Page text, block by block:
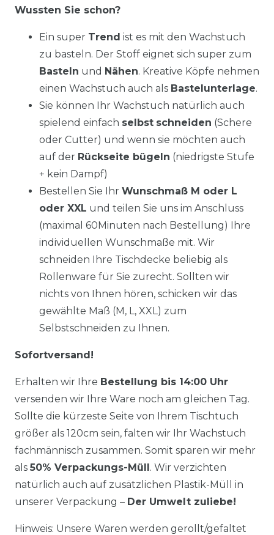
Wussten Sie schon?
Ein super Trend ist es mit den Wachstuch
zu basteln. Der Stoff eignet sich super zum
Basteln und Nähen. Kreative Köpfe nehmen
einen Wachstuch auch als Bastelunterlage.
Sie können Ihr Wachstuch natürlich auch
spielend einfach selbst schneiden (Schere
oder Cutter) und wenn sie möchten auch
auf der Rückseite bügeln (niedrigste Stufe
+ kein Dampf)
Bestellen Sie Ihr Wunschmaß M oder L
oder XXL und teilen Sie uns im Anschluss
(maximal 60Minuten nach Bestellung) Ihre
individuellen Wunschmaße mit. Wir
schneiden Ihre Tischdecke beliebig als
Rollenware für Sie zurecht. Sollten wir
nichts von Ihnen hören, schicken wir das
gewählte Maß (M, L, XXL) zum
Selbstschneiden zu Ihnen.
Sofortversand!
Erhalten wir Ihre Bestellung bis 14:00 Uhr
versenden wir Ihre Ware noch am gleichen Tag.
Sollte die kürzeste Seite von Ihrem Tischtuch
größer als 120cm sein, falten wir Ihr Wachstuch
fachmännisch zusammen. Somit sparen wir mehr
als 50% Verpackungs-Müll. Wir verzichten
natürlich auch auf zusätzlichen Plastik-Müll in
unserer Verpackung – Der Umwelt zuliebe!
Hinweis: Unsere Waren werden gerollt/gefaltet